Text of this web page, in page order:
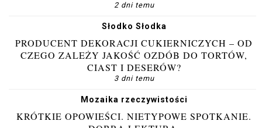
2 dni temu
Słodko Słodka
PRODUCENT DEKORACJI CUKIERNICZYCH – OD
CZEGO ZALEŻY JAKOŚĆ OZDÓB DO TORTÓW,
CIAST I DESERÓW?
3 dni temu
Mozaika rzeczywistości
KRÓTKIE OPOWIEŚCI. NIETYPOWE SPOTKANIE.